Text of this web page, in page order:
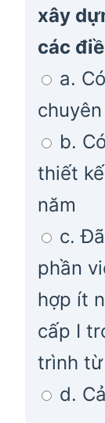
xây
các
a.
b.
thiết
năm
c.
phần
hợp ít
cấp I
trình
d.